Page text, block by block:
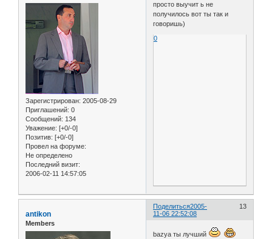
Зарегистрирован: 2005-08-29
Приглашений: 0
Сообщений: 134
Уважение: [+0/-0]
Позитив: [+0/-0]
Провел на форуме:
Не определено
Последний визит:
2006-02-11 14:57:05
просто выучит ь не
получилось вот ты так и
говоришь)
0
Поделиться 13
2005-
11-06 22:52:08
antikon
Members
bazya ты лучший